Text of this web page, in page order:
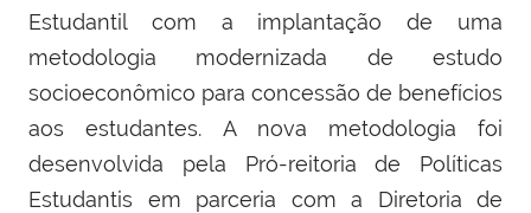
Estudantil com a implantação de uma
metodologia modernizada de estudo
socioeconômico para concessão de benefícios
aos estudantes. A nova metodologia foi
desenvolvida pela Pró-reitoria de Políticas
Estudantis em parceria com a Diretoria de